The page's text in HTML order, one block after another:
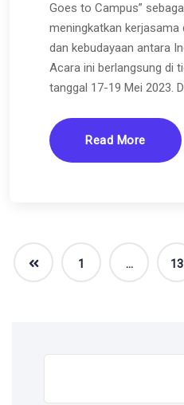
Goes to Campus”
meningkatkan kerjasama
dan kebudayaan antara
Acara ini berlangsung di
tanggal 17-19 Mei 2023.
Read More
1 … 13
Cari